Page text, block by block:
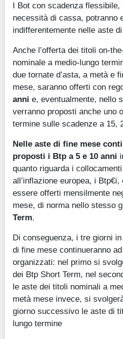
I Bot con scadenza flessibile,
necessità di cassa, potranno
indifferentemente nelle aste
Anche l’offerta dei titoli on-
nominale a medio-lungo
due tornate d’asta, a metà e
mese, saranno offerti con
anni e, eventualmente, nello
verranno proposti anche uno
termine sulle scadenze a 15,
Nelle aste di fine mese
proposti i Btp a 5 e 10 anni
quanto riguarda i
all’inflazione europea, i
essere offerti mensilmente
mese, di norma nello stesso
Term.
Di conseguenza, i tre giorni
di fine mese continueranno
organizzati: nel primo si
dei Btp Short Term, nel
le aste dei titoli nominali a
metà mese invece, si
giorno successivo le aste di
lungo termine